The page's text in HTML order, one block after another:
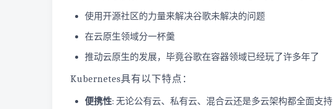
使用开源社区的力量来解决谷歌未解决的问题
在云原生领域分一杯羹
推动云原生的发展，毕竟谷歌在容器领域已经玩了许多年了
Kubernetes具有以下特点：
便携性: 无论公有云、私有云、混合云还是多云架构都全面支持